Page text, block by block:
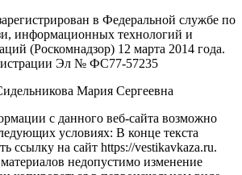
в Федеральной службе по
информационных технологий и
(Роскомнадзор) 12 марта 2014 года.
Эл № ФС77-57235
Мария Сергеевна
с данного веб-сайта возможно
условиях: В конце текста
ссылку на сайт https://vestikavkaza.ru.
недопустимо изменение